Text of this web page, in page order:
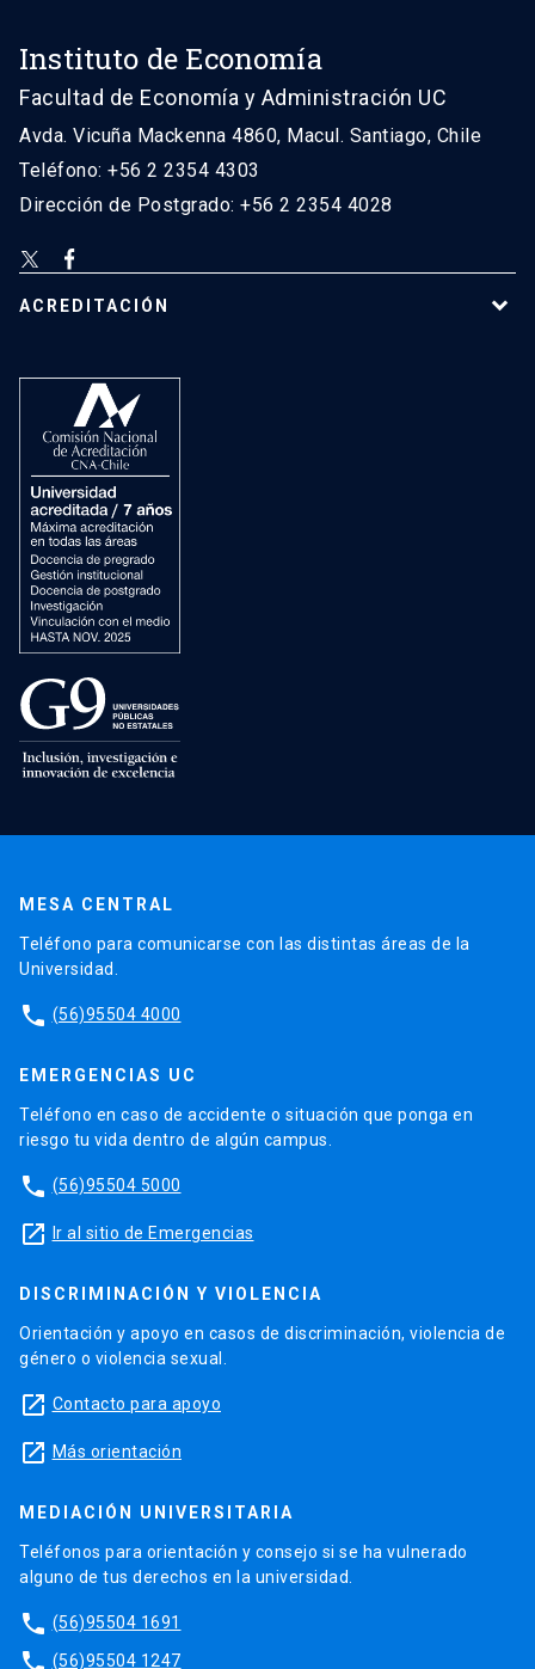
Instituto de Economía
Facultad de Economía y Administración UC
Avda. Vicuña Mackenna 4860, Macul. Santiago, Chile
Teléfono: +56 2 2354 4303
Dirección de Postgrado: +56 2 2354 4028
ACREDITACIÓN
MESA CENTRAL
Teléfono para comunicarse con las distintas áreas de la
Universidad.
phone (56)95504 4000
EMERGENCIAS UC
Teléfono en caso de accidente o situación que ponga en
riesgo tu vida dentro de algún campus.
phone (56)95504 5000
launch Ir al sitio de Emergencias
DISCRIMINACIÓN Y VIOLENCIA
Orientación y apoyo en casos de discriminación, violencia de
género o violencia sexual.
launch Contacto para apoyo
launch Más orientación
MEDIACIÓN UNIVERSITARIA
Teléfonos para orientación y consejo si se ha vulnerado
alguno de tus derechos en la universidad.
phone (56)95504 1691
phone (56)95504 1247